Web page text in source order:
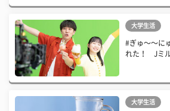
大学生活
#ぎゅ〜〜に
れた！ Jミル
大学生活